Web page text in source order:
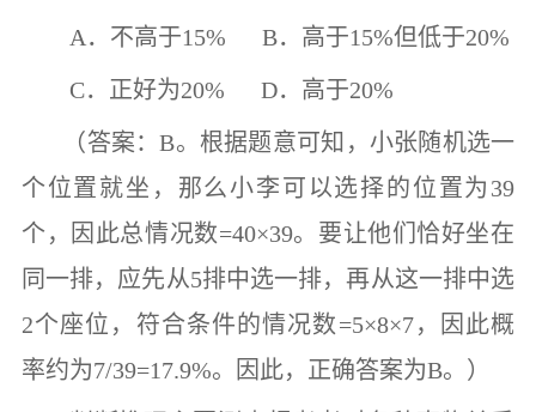
A．不高于15% B．高于15%但低于20%
C．正好为20% D．高于20%
（答案：B。根据题意可知，小张随机选一
个位置就坐，那么小李可以选择的位置为 39
个，因此总情况数=40×39。要让他们恰好坐在
同一排，应先从5排中选一排，再从这一排中选
2个座位，符合条件的情况数=5×8×7，因此概
率约为7/39=17.9%。因此，正确答案为B。）